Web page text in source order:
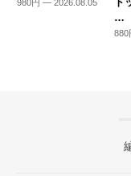
980円 — 2026.08.05
…